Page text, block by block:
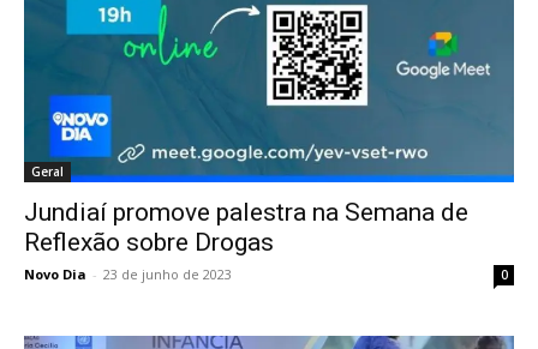
Geral
Jundiaí promove palestra na Semana de
Reflexão sobre Drogas
Novo Dia - 23 de junho de 2023 0